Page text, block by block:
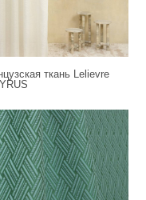
ткань Lelievre